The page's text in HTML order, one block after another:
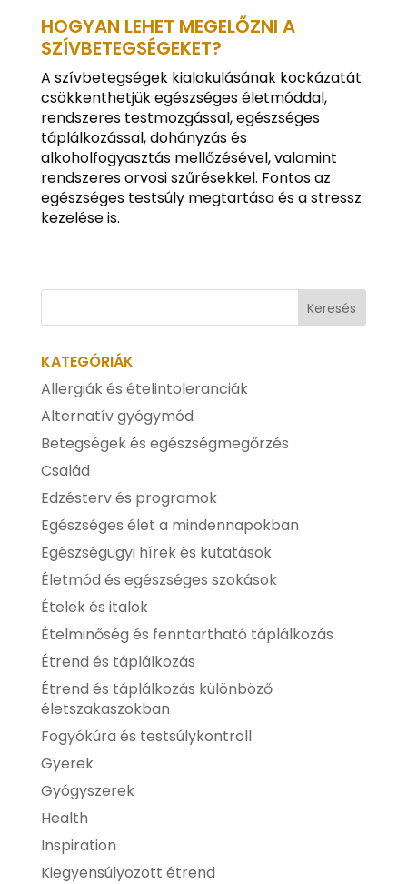
HOGYAN LEHET MEGELŐZNI A
SZÍVBETEGSÉGEKET?
A szívbetegségek kialakulásának kockázatát
csökkenthetjük egészséges életmóddal,
rendszeres testmozgással, egészséges
táplálkozással, dohányzás és
alkoholfogyasztás mellőzésével, valamint
rendszeres orvosi szűrésekkel. Fontos az
egészséges testsúly megtartása és a stressz
kezelése is.
KATEGÓRIÁK
Allergiák és ételintoleranciák
Alternatív gyógymód
Betegségek és egészségmegőrzés
Család
Edzésterv és programok
Egészséges élet a mindennapokban
Egészségügyi hírek és kutatások
Életmód és egészséges szokások
Ételek és italok
Ételminőség és fenntartható táplálkozás
Étrend és táplálkozás
Étrend és táplálkozás különböző
életszakaszokban
Fogyókúra és testsúlykontroll
Gyerek
Gyógyszerek
Health
Inspiration
Kiegyensúlyozott étrend